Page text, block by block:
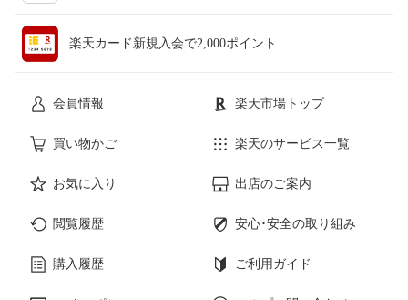
楽天カード新規入会で2,000ポイント
会員情報 楽天市場トップ
買い物かご 楽天のサービス一覧
お気に入り 出店のご案内
閲覧履歴 安心･安全の取り組み
購入履歴 ご利用ガイド